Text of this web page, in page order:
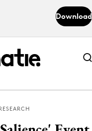
Download
Abonneer nu
Abonneer nu